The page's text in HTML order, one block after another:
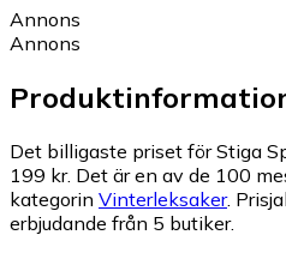
Annons
Annons
Det billigaste priset för Stiga
199 kr. Det är en av de 100
kategorin Vinterleksaker.
erbjudande från 5 butiker.